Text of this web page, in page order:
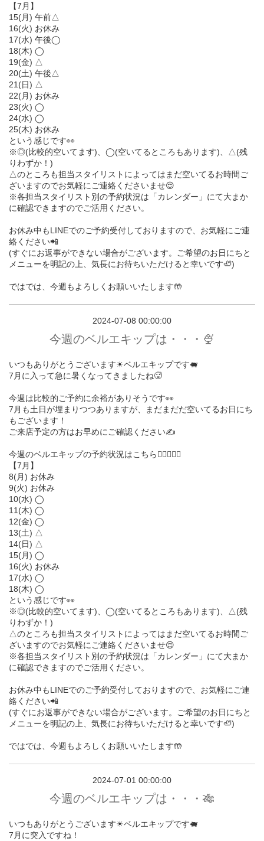
【7月】
15(月) 午前△
16(火) お休み
17(水) 午後◯
18(木) ◯
19(金) △
20(土) 午後△
21(日) △
22(月) お休み
23(火) ◯
24(水) ◯
25(木) お休み
という感じです👀
※◎(比較的空いてます)、◯(空いてるところもあります)、△(残
りわずか！)
△のところも担当スタイリストによってはまだ空いてるお時間ご
ざいますのでお気軽にご連絡くださいませ😌
※各担当スタイリスト別の予約状況は「カレンダー」にて大まか
に確認できますのでご活用ください。
お休み中もLINEでのご予約受付しておりますので、お気軽にご連
絡ください📲
(すぐにお返事ができない場合がございます。ご希望のお日にちと
メニューを明記の上、気長にお待ちいただけると幸いです🦥)
ではでは、今週もよろしくお願いいたします🤲
2024-07-08 00:00:00
今週のベルエキップは・・・🍨
いつもありがとうございます☀︎ベルエキップです🐖
7月に入って急に暑くなってきましたね🥵
今週は比較的ご予約に余裕がありそうです👀
7月も土日が埋まりつつありますが、まだまだだ空いてるお日にち
もございます！
ご来店予定の方はお早めにご確認ください✍️
今週のベルエキップの予約状況はこちら💁🏻‍♀️💁‍♂️
【7月】
8(月) お休み
9(火) お休み
10(水) ◯
11(木) ◯
12(金) ◯
13(土) △
14(日) △
15(月) ◯
16(火) お休み
17(水) ◯
18(木) ◯
という感じです👀
※◎(比較的空いてます)、◯(空いてるところもあります)、△(残
りわずか！)
△のところも担当スタイリストによってはまだ空いてるお時間ご
ざいますのでお気軽にご連絡くださいませ😌
※各担当スタイリスト別の予約状況は「カレンダー」にて大まか
に確認できますのでご活用ください。
お休み中もLINEでのご予約受付しておりますので、お気軽にご連
絡ください📲
(すぐにお返事ができない場合がございます。ご希望のお日にちと
メニューを明記の上、気長にお待ちいただけると幸いです🦥)
ではでは、今週もよろしくお願いいたします🤲
2024-07-01 00:00:00
今週のベルエキップは・・・🎋
いつもありがとうございます☀︎ベルエキップです🐖
7月に突入ですね！